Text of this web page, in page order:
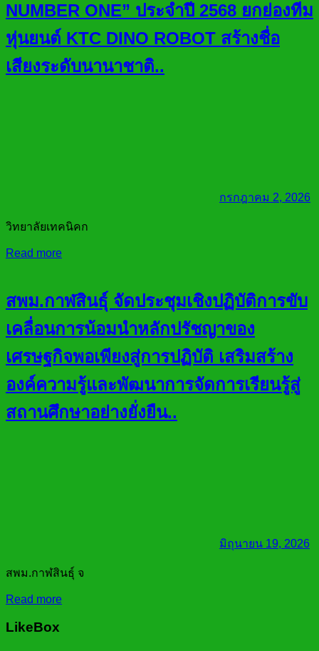
NUMBER ONE” ประจำปี 2568 ยกย่องทีม
หุ่นยนต์ KTC DINO ROBOT สร้างชื่อ
เสียงระดับนานาชาติ..
กรกฎาคม 2, 2026
วิทยาลัยเทคนิคก
Read more
สพม.กาฬสินธุ์ จัดประชุมเชิงปฏิบัติการขับ
เคลื่อนการน้อมนำหลักปรัชญาของ
เศรษฐกิจพอเพียงสู่การปฏิบัติ เสริมสร้าง
องค์ความรู้และพัฒนาการจัดการเรียนรู้สู่
สถานศึกษาอย่างยั่งยืน..
มิถุนายน 19, 2026
สพม.กาฬสินธุ์ จ
Read more
LikeBox